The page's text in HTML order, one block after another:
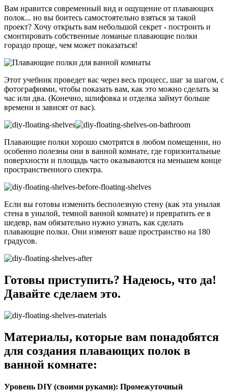
Вам нравится современный вид и ощущение от плавающих
полок... но вы боитесь самостоятельно взяться за такой
проект? Хочу открыть вам небольшой секрет - построить и
смонтировать собственные ломаные плавающие полки
гораздо проще, чем может показаться!
Этот учебник проведет вас через весь процесс, шаг за шагом, с
фотографиями, чтобы показать вам, как это можно сделать за
час или два. (Конечно, шлифовка и отделка займут больше
времени и зависят от вас).
Плавающие полки хорошо смотрятся в любом помещении, но
особенно полезны они в ванной комнате, где горизонтальные
поверхности и площадь часто оказываются на меньшем конце
пространственного спектра.
Если вы готовы изменить бесполезную стену (как эта унылая
стена в унылой, темной ванной комнате) и превратить ее в
шедевр, вам обязательно нужно узнать, как сделать
плавающие полки. Они изменят ваше пространство на 180
градусов.
Готовы приступить? Надеюсь, что да!
Давайте сделаем это.
Материалы, которые вам понадобятся
для создания плавающих полок в
ванной комнате:
Уровень DIY (своими руками): Промежуточный